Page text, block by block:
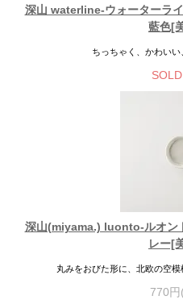
深山 waterline-ウォーターラ
藍色[
ちっちゃく、かわいい
深山(miyama.) luonto-ルオン
レー[
丸みをおびた形に、北欧の空模
770円